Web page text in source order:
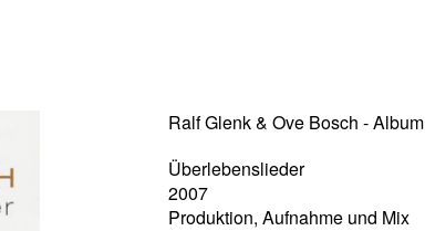
Ralf Glenk & Ove Bosch - Album
Überlebenslieder
2007
Produktion, Aufnahme und Mix